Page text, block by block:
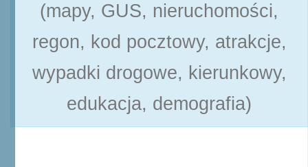
(mapy, GUS, nieruchomości,
regon, kod pocztowy, atrakcje,
wypadki drogowe, kierunkowy,
edukacja, demografia)